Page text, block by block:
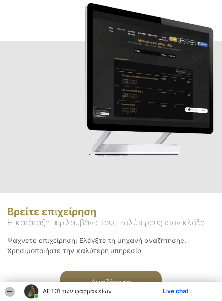
ΑΕΤΟΊ των φαρμακείων Live chat
Βρείτε επιχείρηση
Η κατάταξη περιλαμβάνει τους καλύτερους στον κλάδο
Ψάχνετε επιχείρηση; Ελέγξτε τη μηχανή αναζήτησης.
Χρησιμοποιήστε την καλύτερη υπηρεσία
Αναζήτηση